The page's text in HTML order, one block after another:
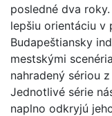
posledné dva
lepšiu orientáciu v
Budapeštiansky
mestskými
nahradený sériou
Jednotlivé série
naplno odkryjú